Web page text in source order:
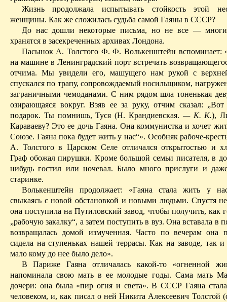
Жизнь продолжала испытывать стойкость этой
женщины. Как же сложилась судьба самой Гаяны в СССР?
До нас дошли некоторые письма, но не все —
хранятся в засекреченных архивах Лондона.
Пасынок А. Толстого Ф. Ф. Волькенштейн
на машине в Ленинградский порт встречать
отчима. Мы увидели его, машущего нам рукой с
спускался по трапу, сопровождаемый носильщиком,
заграничными чемоданами. С ним рядом шла тоненькая
озирающаяся во­круг. Взяв ее за руку, отчим сказал:
подарок. Ты помнишь,Туся (Н.Крандиевская. — К. К.),
Караваеву? Это ее дочь Гаяна. Она коммунистка и хочет
Союзе. Гаянапока будет жить у нас“». Особняк рабоче-
А. Толстого в Царском Селе отличался открытостью и
Граф обожал пирушки. Кроме большой семьи писателя, в
нибудь гостил или ночевал. Было многоприслуги и
старинке.
Волькенштейн продолжает: «Гаяна стала жить у
свыкаясь с новой обстановкой и новыми людьми. Спустя
она поступилана Путиловский завод, чтобы получить, как
„рабочую закалку“, а затем поступить в вуз. Она вставала в
возвращалась домой измученная. Часто по вечерам она
сидела на ступеньках нашей террасы. Как на заводе, так
мало кому до нее было дело».
В ПарижеГаяна отличалась какой-то «огненной
напоминала свою мать в ее молодые годы. Сама мать
дочери: она была «пир огня и света». В СССР Гаяна
человеком, и, как писал о ней Никита Алексеевич Толстой